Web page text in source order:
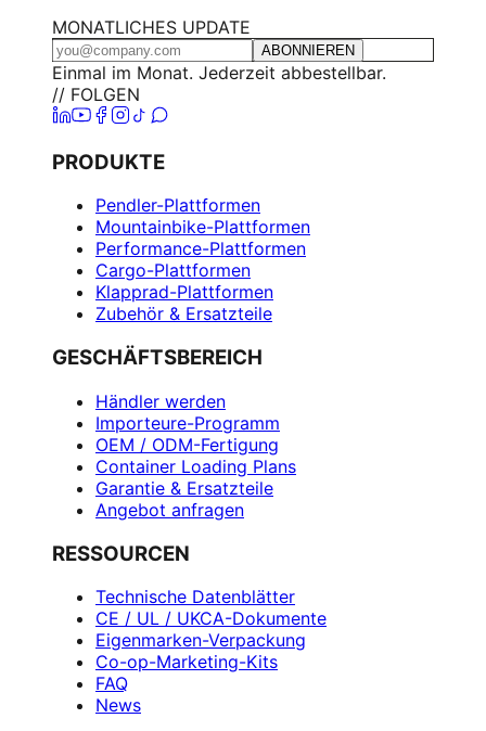
MONATLICHES UPDATE
ABONNIEREN
Einmal im Monat. Jederzeit abbestellbar.
// FOLGEN
PRODUKTE
Pendler-Plattformen
Mountainbike-Plattformen
Performance-Plattformen
Cargo-Plattformen
Klapprad-Plattformen
Zubehör & Ersatzteile
GESCHÄFTSBEREICH
Händler werden
Importeure-Programm
OEM / ODM-Fertigung
Container Loading Plans
Garantie & Ersatzteile
Angebot anfragen
RESSOURCEN
Technische Datenblätter
CE / UL / UKCA-Dokumente
Eigenmarken-Verpackung
Co-op-Marketing-Kits
FAQ
News